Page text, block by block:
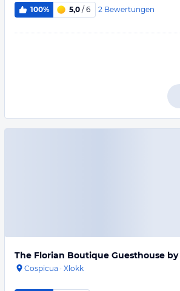
100% 5,0 / 6 2 Bewertungen
The Florian Boutique Guesthouse by
Cospicua · Xlokk